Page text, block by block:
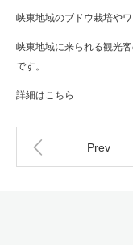
峡東地域のブドウ栽培やワ
峡東地域に来られる観光
です。
詳細は こちら
Prev